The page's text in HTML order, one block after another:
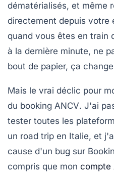
dématérialisés, et même
directement depuis votre
quand vous êtes en train
à la dernière minute, ne
bout de papier, ça
Mais le vrai déclic pour
du booking ANCV. J'ai
tester toutes les
un road trip en Italie, et
cause d'un bug sur
compris que mon compte